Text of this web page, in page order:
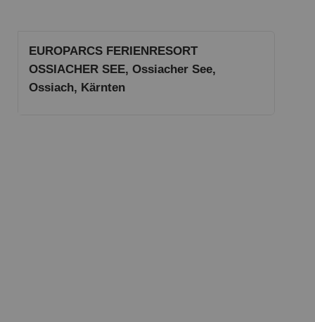
EUROPARCS FERIENRESORT
OSSIACHER SEE, Ossiacher See,
Ossiach, Kärnten